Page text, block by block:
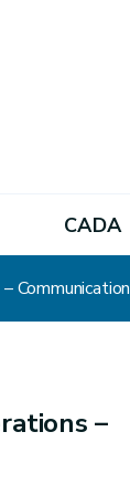
CADA
Communication
–